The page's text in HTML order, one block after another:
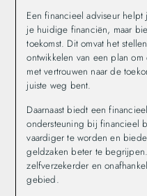
Een financieel adviseur
je huidige financiën, maar
toekomst. Dit omvat het
ontwikkelen van een plan
met vertrouwen naar de
juiste weg bent.
Daarnaast biedt een
ondersteuning bij financieel
vaardiger te worden en
geldzaken beter te
zelfverzekerder en
gebied.